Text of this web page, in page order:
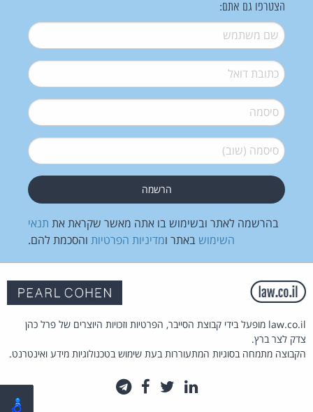
הצטרפו גם אתם:
שם משתמש*
דואל*
סיסמה*
סיסמה (שוב)*
בהרשמה לאתר ובשימוש בו אתה מאשר שקראת את תנאי
השימוש באתר ומדיניות הפרטיות והסכמת להם.
law.co.il מופעל בידי קבוצת הסייבר, הפרטיות וזכויות היוצרים של פרל כהן
צדק לצר ברץ.
הקבוצה מתמחה בסוגיות המתעוררות בעת שימוש בטכנולוגיות מידע ואינטרנט.
לינקדאין
טוויטרפייסבוק